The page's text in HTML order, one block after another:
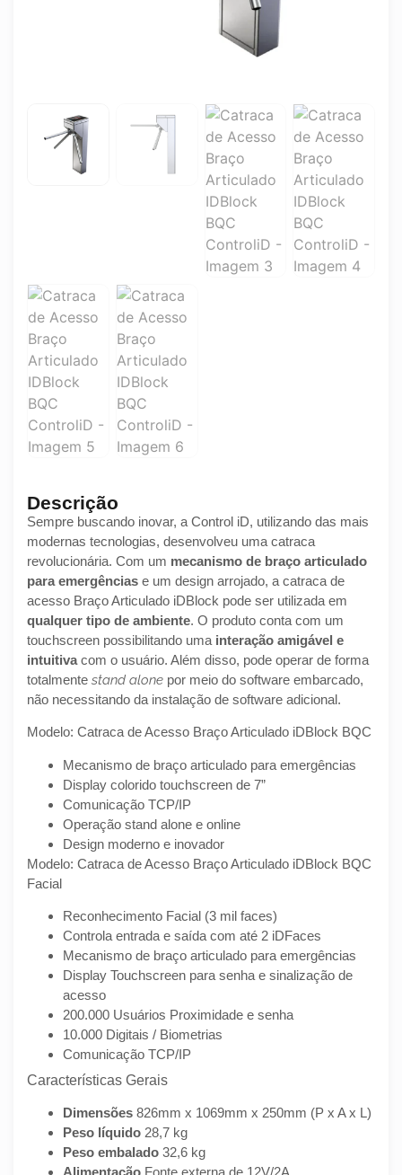
Descrição
Sempre buscando inovar, a Control iD, utilizando das mais
modernas tecnologias, desenvolveu uma catraca
revolucionária. Com um mecanismo de braço articulado
para emergências e um design arrojado, a catraca de
acesso Braço Articulado iDBlock pode ser utilizada em
qualquer tipo de ambiente. O produto conta com um
touchscreen possibilitando uma interação amigável e
intuitivacom o usuário. Além disso, pode operar de forma
totalmente stand alone por meio do software embarcado,
não necessitando da instalação de software adicional.
Modelo: Catraca de Acesso Braço Articulado iDBlock BQC
Mecanismo de braço articulado para emergências
Display colorido touchscreen de 7”
Comunicação TCP/IP
Operação stand alone e online
Design moderno e inovador
Modelo: Catraca de Acesso Braço Articulado iDBlock BQC
Facial
Reconhecimento Facial (3 mil faces)
Controla entrada e saída com até 2 iDFaces
Mecanismo de braço articulado para emergências
Display Touchscreen para senha e sinalização de
acesso
200.000 Usuários Proximidade e senha
10.000 Digitais / Biometrias
Comunicação TCP/IP
Características Gerais
Dimensões 826mm x 1069mm x 250mm (P x A x L)
Peso líquido 28,7 kg
Peso embalado 32,6 kg
Alimentação Fonte externa de 12V/2A